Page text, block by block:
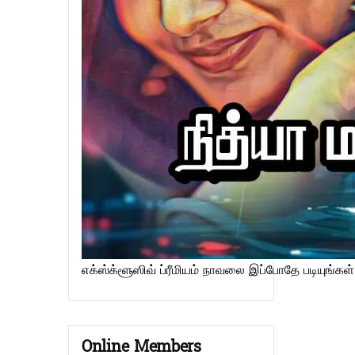
எக்ஸ்க்ளூஸிவ் ப்ரீமியம் நாவலை இப்போதே
Online Members